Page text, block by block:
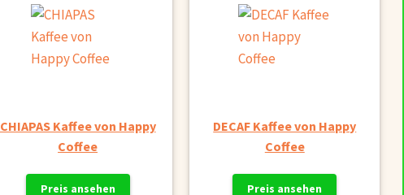
CHIAPAS Kaffee von Happy
Coffee
Preis ansehen
DECAF Kaffee von Happy
Coffee
Preis ansehen